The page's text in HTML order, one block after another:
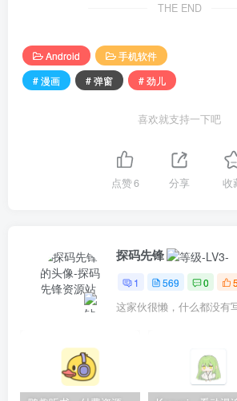
THE END
Android
手机软件
# 漫画
# 弹窗 # 劲儿
喜欢就支持一下吧
点赞6 分享 收
探码先锋
1 569 0
这家伙很懒，什么都没有